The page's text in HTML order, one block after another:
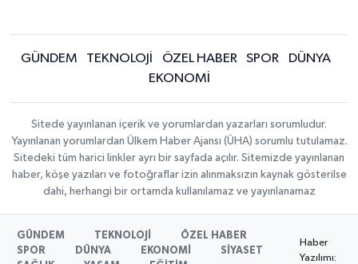
GÜNDEM TEKNOLOJİ ÖZEL HABER SPOR
DÜNYA
EKONOMİ
Sitede yayınlanan içerik ve yorumlardan yazarları sorumludur.
Yayınlanan yorumlardan Ülkem Haber Ajansı (ÜHA) sorumlu tutulamaz.
Sitedeki tüm harici linkler ayrı bir sayfada açılır. Sitemizde yayınlanan
haber, köşe yazıları ve fotoğraflar izin alınmaksızın kaynak gösterilse
dahi, herhangi bir ortamda kullanılamaz ve yayınlanamaz
GÜNDEM TEKNOLOJİ
ÖZEL HABER
SPOR
DÜNYA EKONOMİ
SİYASET
Haber
Yazılımı: